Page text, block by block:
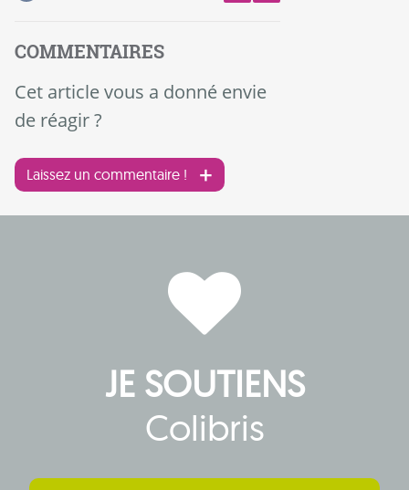
COMMENTAIRES
Cet article vous a donné envie
de réagir ?
Laissez un commentaire !
JE SOUTIENS
Colibris